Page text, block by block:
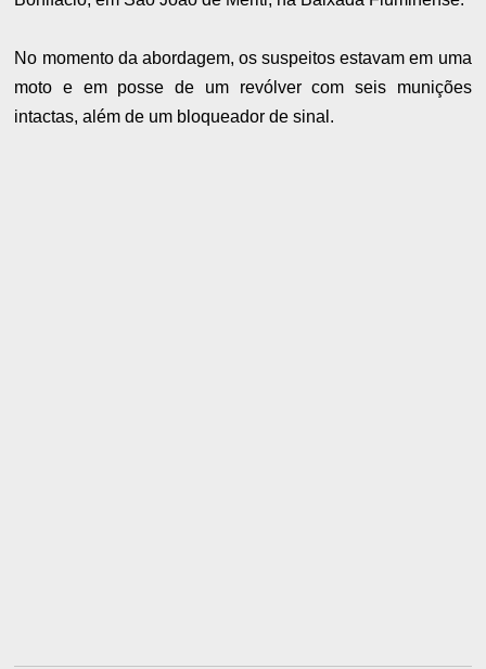
No momento da abordagem, os suspeitos estavam em uma
moto e em posse de um revólver com seis munições
intactas, além de um bloqueador de sinal.